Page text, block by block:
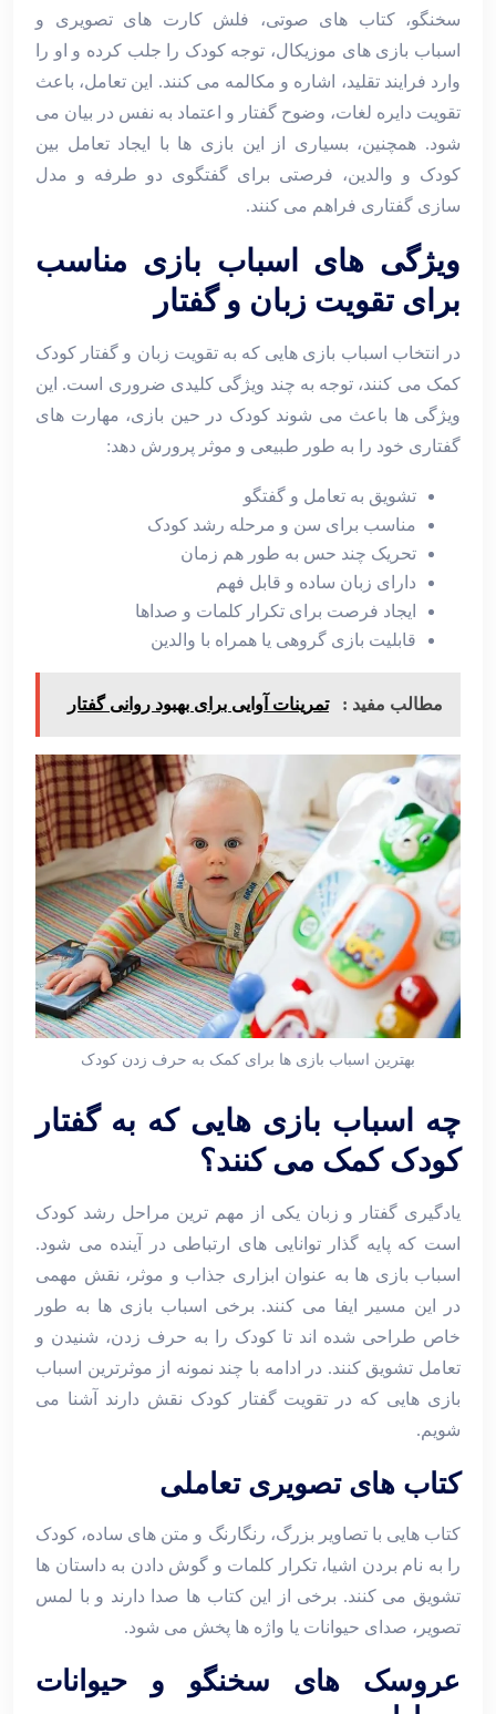
سخنگو، کتاب ‌های صوتی، فلش ‌کارت ‌های تصویری و
اسباب ‌بازی‌ های موزیکال، توجه کودک را جلب کرده و او را
وارد فرایند تقلید، اشاره و مکالمه می‌ کنند. این تعامل، باعث
تقویت دایره لغات، وضوح گفتار و اعتماد به‌ نفس در بیان می
‌شود. همچنین، بسیاری از این بازی ‌ها با ایجاد تعامل بین
کودک و والدین، فرصتی برای گفتگوی دو طرفه و مدل‌
سازی گفتاری فراهم می ‌کنند.
ویژگی ‌های اسباب ‌بازی مناسب
برای تقویت زبان و گفتار
در انتخاب اسباب ‌بازی ‌هایی که به تقویت زبان و گفتار کودک
کمک می ‌کنند، توجه به چند ویژگی کلیدی ضروری است. این
ویژگی‌ ها باعث می‌ شوند کودک در حین بازی، مهارت ‌های
گفتاری خود را به ‌طور طبیعی و موثر پرورش دهد:
تشویق به تعامل و گفتگو
مناسب برای سن و مرحله رشد کودک
تحریک چند حس به ‌طور هم ‌زمان
دارای زبان ساده و قابل فهم
ایجاد فرصت برای تکرار کلمات و صداها
قابلیت بازی گروهی یا همراه با والدین
مطالب مفید : تمرینات آوایی برای بهبود روانی گفتار
بهترین اسباب بازی ها برای کمک به حرف زدن کودک
چه اسباب ‌بازی‌ هایی که به گفتار
کودک کمک می ‌کنند؟
یادگیری گفتار و زبان یکی از مهم‌ ترین مراحل رشد کودک
است که پایه ‌گذار توانایی ‌های ارتباطی در آینده می ‌شود.
اسباب‌ بازی‌ ها به عنوان ابزاری جذاب و موثر، نقش مهمی
در این مسیر ایفا می ‌کنند. برخی اسباب ‌بازی ‌ها به‌ طور
خاص طراحی شده ‌اند تا کودک را به حرف زدن، شنیدن و
تعامل تشویق کنند. در ادامه با چند نمونه از موثرترین اسباب‌
بازی‌ هایی که در تقویت گفتار کودک نقش دارند آشنا می‌
شویم.
کتاب ‌های تصویری تعاملی
کتاب‌ هایی با تصاویر بزرگ، رنگارنگ و متن‌ های ساده، کودک
را به نام بردن اشیا، تکرار کلمات و گوش دادن به داستان ‌ها
تشویق می ‌کنند. برخی از این کتاب ‌ها صدا دارند و با لمس
تصویر، صدای حیوانات یا واژه‌ ها پخش می‌ شود.
عروسک‌ های سخنگو و حیوانات